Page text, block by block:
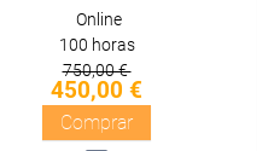
Online
100 horas
750,00 €
450,00 €
Comprar